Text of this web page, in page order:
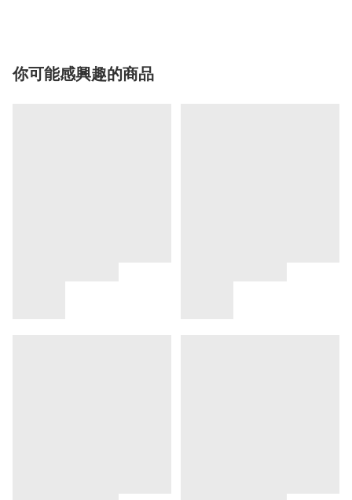
你可能感興趣的商品